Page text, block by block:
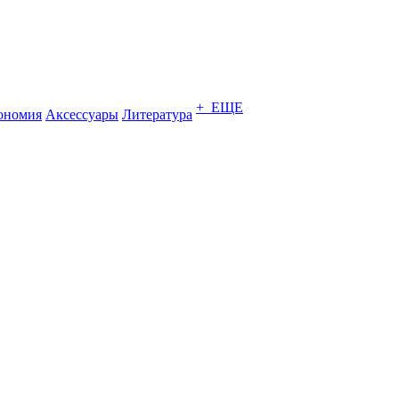
Аксессуары Литература + ЕЩЕ